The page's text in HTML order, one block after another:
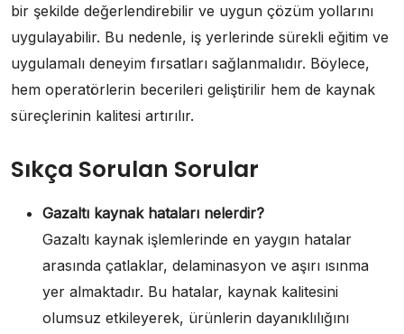
bir şekilde değerlendirebilir ve uygun çözüm yollarını
uygulayabilir. Bu nedenle, iş yerlerinde sürekli eğitim ve
uygulamalı deneyim fırsatları sağlanmalıdır. Böylece,
hem operatörlerin becerileri geliştirilir hem de kaynak
süreçlerinin kalitesi artırılır.
Sıkça Sorulan Sorular
Gazaltı kaynak hataları nelerdir?
Gazaltı kaynak işlemlerinde en yaygın hatalar
arasında çatlaklar, delaminasyon ve aşırı ısınma
yer almaktadır. Bu hatalar, kaynak kalitesini
olumsuz etkileyerek, ürünlerin dayanıklılığını